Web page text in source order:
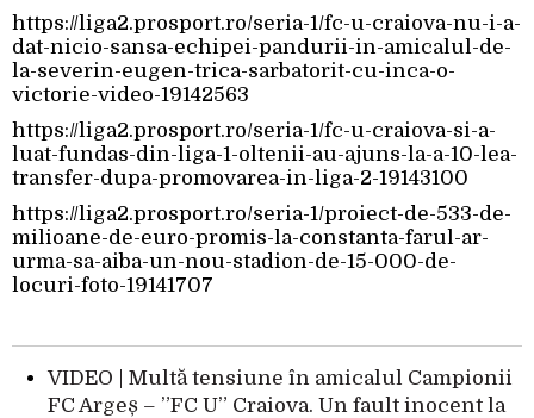
https://liga2.prosport.ro/seria-1/fc-u-craiova-nu-i-a-
dat-nicio-sansa-echipei-pandurii-in-amicalul-de-
la-severin-eugen-trica-sarbatorit-cu-inca-o-
victorie-video-19142563
https://liga2.prosport.ro/seria-1/fc-u-craiova-si-a-
luat-fundas-din-liga-1-oltenii-au-ajuns-la-a-10-lea-
transfer-dupa-promovarea-in-liga-2-19143100
https://liga2.prosport.ro/seria-1/proiect-de-533-de-
milioane-de-euro-promis-la-constanta-farul-ar-
urma-sa-aiba-un-nou-stadion-de-15-000-de-
locuri-foto-19141707
VIDEO | Multă tensiune în amicalul Campionii
FC Argeș – ”FC U” Craiova. Un fault inocent la